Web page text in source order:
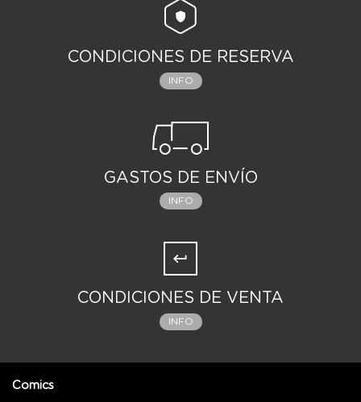
CONDICIONES DE RESERVA
INFO
GASTOS DE ENVÍO
INFO
CONDICIONES DE VENTA
INFO
Comics